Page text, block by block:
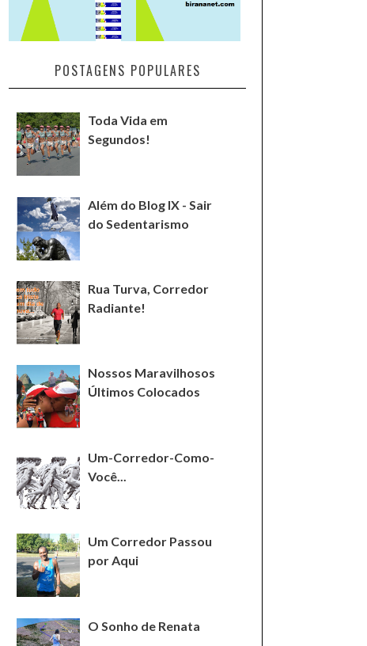
POSTAGENS POPULARES
Toda Vida em
Segundos!
Além do Blog IX - Sair
do Sedentarismo
Rua Turva, Corredor
Radiante!
Nossos Maravilhosos
Últimos Colocados
Um-Corredor-Como-
Você...
Um Corredor Passou
por Aqui
O Sonho de Renata